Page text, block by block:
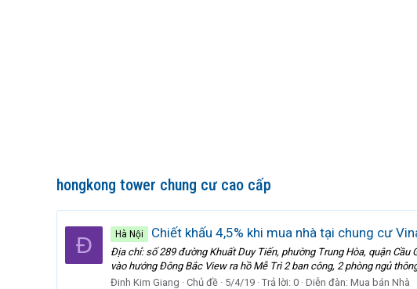
hongkong tower chung cư cao cấp
Đ Hà Nội Chiết khấu 4,5% khi mua nhà tại chung cư
Địa chỉ: số 289 đường Khuất Duy Tiến, phường Trung Hòa, quận
vào hướng Đông Bắc View ra hồ Mễ Trì 2 ban công, 2 phòng ngủ
Đinh Kim Giang
Chủ đề 5/4/19 Trả lời: 0 Diễn đàn: Mua bán Nhà